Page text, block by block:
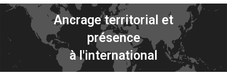
Ancrage territorial et
présence
à l'international